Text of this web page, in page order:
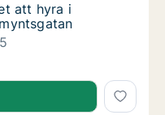
att hyra i Uddevalla,
att hyra i
att hyra i Uddevalla,